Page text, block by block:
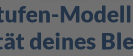
deines